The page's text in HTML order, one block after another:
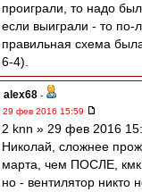
проиграли, то надо
если выиграли - то по-
правильная схема
6-4).
alex68 -
29 фев 2016 15:59
2 knn » 29 фев 2016
Николай, сложнее
марта, чем ПОСЛЕ,
но - вентилятор никто